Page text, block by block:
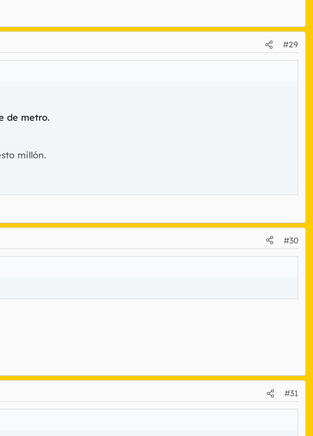
#29
de metro.
millón.
homenaje al pappa
#30
#31